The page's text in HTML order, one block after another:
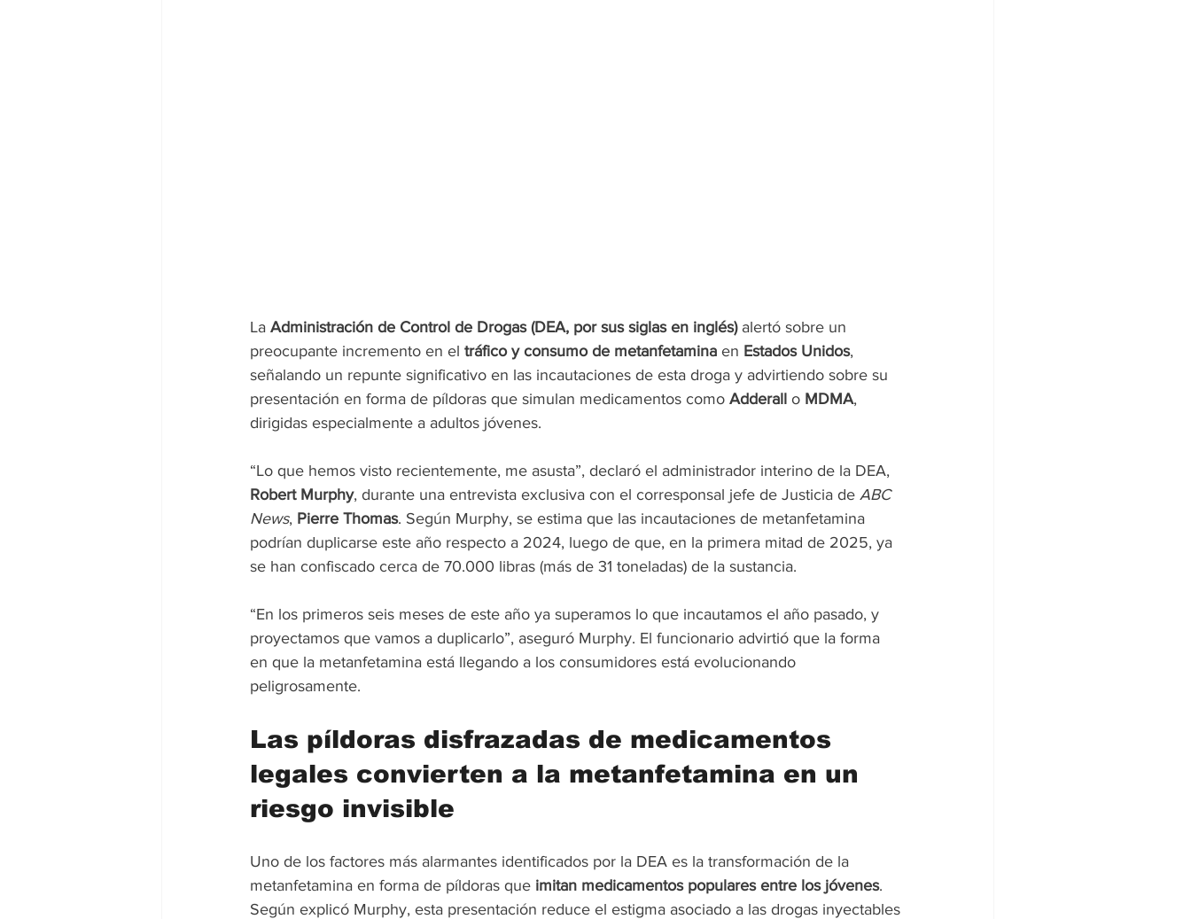
La Administración de Control de Drogas (DEA, por sus siglas en inglés) alertó sobre un
preocupante incremento en el tráfico y consumo de metanfetamina en Estados Unidos,
señalando un repunte significativo en las incautaciones de esta droga y advirtiendo sobre su
presentación en forma de píldoras que simulan medicamentos como Adderall o MDMA,
dirigidas especialmente a adultos jóvenes.
“Lo que hemos visto recientemente, me asusta”, declaró el administrador interino de la DEA,
Robert Murphy, durante una entrevista exclusiva con el corresponsal jefe de Justicia de ABC
News, Pierre Thomas. Según Murphy, se estima que las incautaciones de metanfetamina
podrían duplicarse este año respecto a 2024, luego de que, en la primera mitad de 2025, ya
se han confiscado cerca de 70.000 libras (más de 31 toneladas) de la sustancia.
“En los primeros seis meses de este año ya superamos lo que incautamos el año pasado, y
proyectamos que vamos a duplicarlo”, aseguró Murphy. El funcionario advirtió que la forma
en que la metanfetamina está llegando a los consumidores está evolucionando
peligrosamente.
Las píldoras disfrazadas de medicamentos
legales convierten a la metanfetamina en un
riesgo invisible
Uno de los factores más alarmantes identificados por la DEA es la transformación de la
metanfetamina en forma de píldoras que imitan medicamentos populares entre los jóvenes.
Según explicó Murphy, esta presentación reduce el estigma asociado a las drogas inyectables